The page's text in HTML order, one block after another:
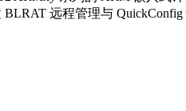
BLRAT 远程管理与